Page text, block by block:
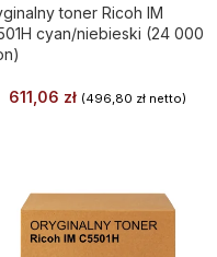
toner Ricoh IM
cyan/niebieski (24 000
611,06 zł (496,80 złnetto)